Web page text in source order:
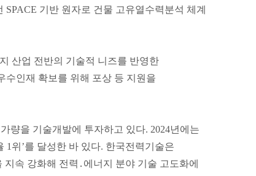
기반 원자로 건물 고유열수력분석 체계
산업 전반의 기술적 니즈를 반영한
수인재 확보를 위해 포상 등 지원을
량을 기술개발에 투자하고 있다. 2024년에는
위’를 달성한 바 있다. 한국전력기술은
속 강화해 전력․에너지 분야 기술 고도화에